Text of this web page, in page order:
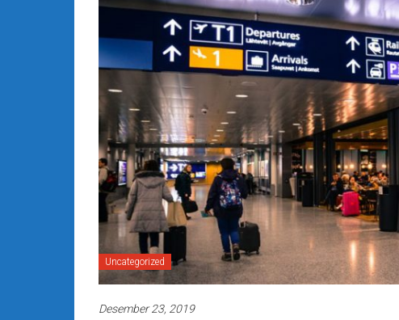
Uncategorized
Desember 23, 2019